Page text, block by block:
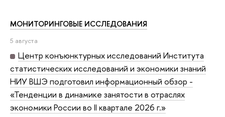
МОНИТОРИНГОВЫЕ ИССЛЕДОВАНИЯ
5 августа
Центр конъюнктурных исследований Института
статистических исследований и экономики знаний
НИУ ВШЭ подготовил информационный обзор -
«Тенденции в динамике занятости в отраслях
экономики России во II квартале 2026 г.»